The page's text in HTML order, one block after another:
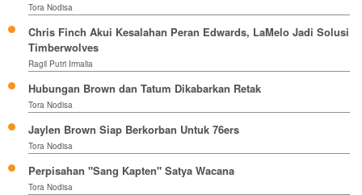
Tora Nodisa
Chris Finch Akui Kesalahan Peran Edwards, LaMelo Jadi Solusi
Timberwolves
Ragil Putri Irmalia
Hubungan Brown dan Tatum Dikabarkan Retak
Tora Nodisa
Jaylen Brown Siap Berkorban Untuk 76ers
Tora Nodisa
Perpisahan "Sang Kapten" Satya Wacana
Tora Nodisa